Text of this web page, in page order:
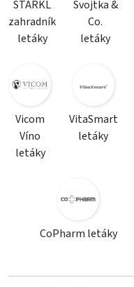
STARKL
zahradník
letáky
Svojtka &
Co.
letáky
Vicom
Víno
letáky
VitaSmart
letáky
CoPharm letáky